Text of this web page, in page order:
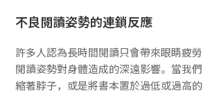
不良閱讀姿勢的連鎖反應
許多人認為長時間閱讀只會帶來眼睛疲
閱讀姿勢對身體造成的深遠影響。當我們
縮著脖子，或是將書本置於過低或過高